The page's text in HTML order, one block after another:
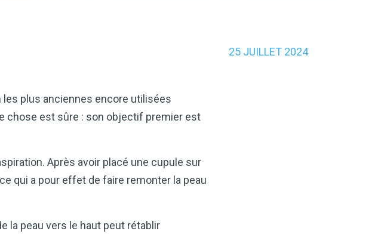
25 JUILLET 2024
les plus anciennes encore utilisées
chose est sûre : son objectif premier est
Après avoir placé une cupule sur
qui a pour effet de faire remonter la peau
la peau vers le haut peut rétablir